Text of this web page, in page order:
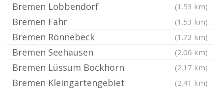
Bremen Lobbendorf (1.53 km)
Bremen Fähr (1.53 km)
Bremen Rönnebeck (1.73 km)
Bremen Seehausen (2.06 km)
Bremen Lüssum Bockhorn (2.17 km)
Bremen Kleingartengebiet (2.41 km)